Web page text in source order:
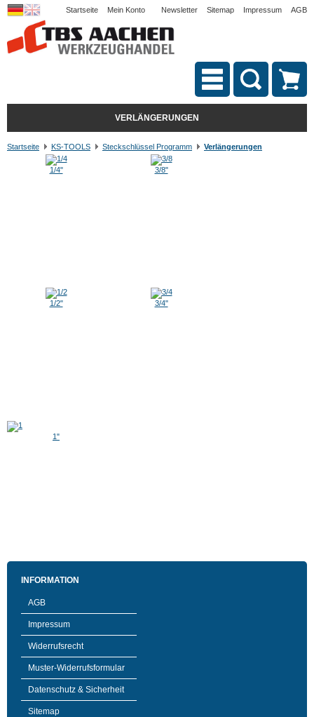
Startseite Mein Konto Newsletter Sitemap Impressum AGB
VERLÄNGERUNGEN
Startseite KS-TOOLS Steckschlüssel Programm Verlängerungen
1/4" 3/8"
1/2" 3/4"
1"
INFORMATION
AGB
Impressum
Widerrufsrecht
Muster-Widerrufsformular
Datenschutz & Sicherheit
Sitemap